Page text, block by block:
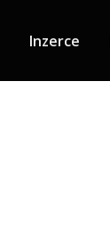
Inzerce